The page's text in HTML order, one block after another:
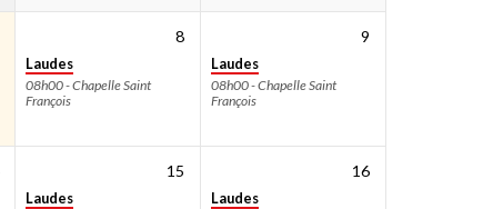
8
Laudes
08h00 - Chapelle Saint
François
9
Laudes
08h00 - Chapelle Saint
François
15
Laudes
16
Laudes